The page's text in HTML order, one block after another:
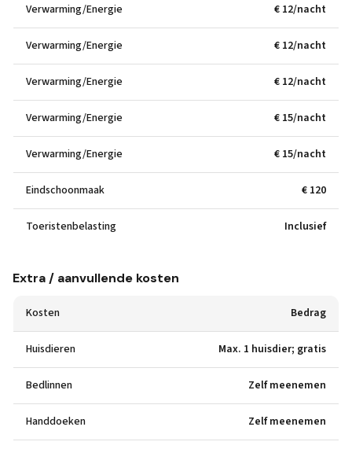
Verwarming/Energie € 12/nacht
Verwarming/Energie € 12/nacht
Verwarming/Energie € 12/nacht
Verwarming/Energie € 15/nacht
Verwarming/Energie € 15/nacht
Eindschoonmaak € 120
Toeristenbelasting Inclusief
Extra / aanvullende kosten
Kosten Bedrag
Huisdieren Max. 1 huisdier; gratis
Bedlinnen Zelf meenemen
Handdoeken Zelf meenemen